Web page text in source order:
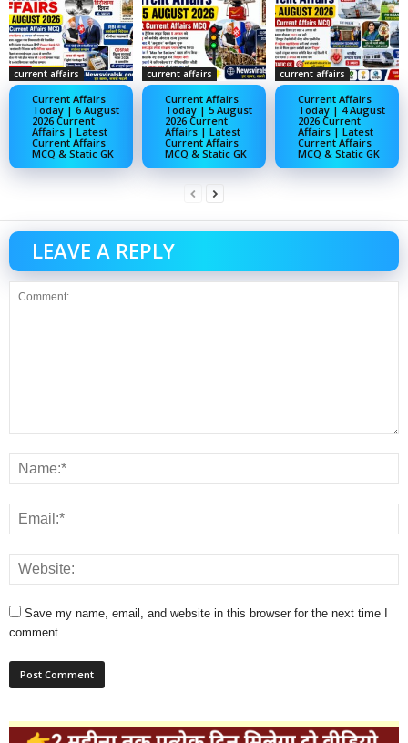
current affairs
Current Affairs
Today | 6 August
2026 Current
Affairs | Latest
Current Affairs
MCQ & Static GK
current affairs
Current Affairs
Today | 5 August
2026 Current
Affairs | Latest
Current Affairs
MCQ & Static GK
current affairs
Current Affairs
Today | 4 August
2026 Current
Affairs | Latest
Current Affairs
MCQ & Static GK
LEAVE A REPLY
Save my name, email, and website in this browser for the next time I
comment.